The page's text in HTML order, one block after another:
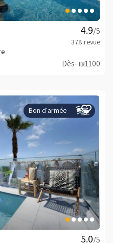
/5
Dès- ₪1100
Bon d'armée
/5